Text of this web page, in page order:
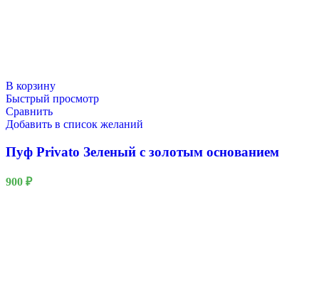
В корзину
Быстрый просмотр
Сравнить
Добавить в список желаний
Пуф Privato Зеленый с золотым основанием
900 ₽